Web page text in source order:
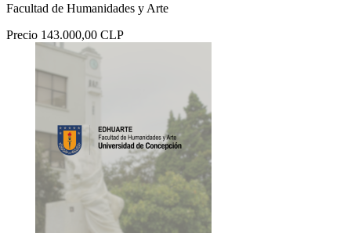
Facultad de Humanidades y Arte
Precio 143.000,00 CLP